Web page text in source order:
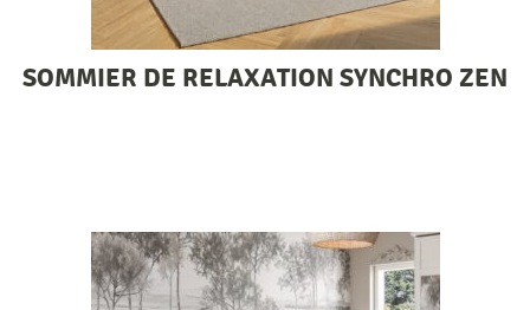
SOMMIER DE RELAXATION SYNCHRO ZEN